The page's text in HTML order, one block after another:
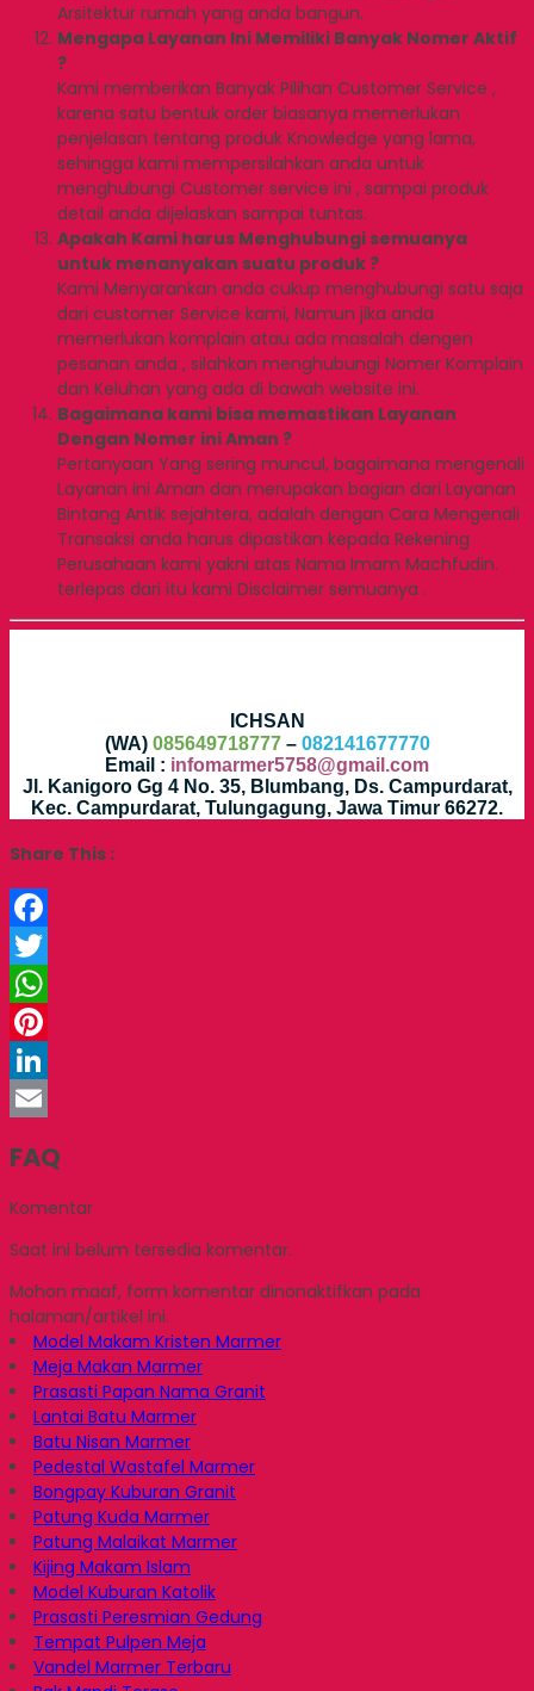
Arsitektur rumah yang anda bangun.
Mengapa Layanan Ini Memiliki Banyak Nomer Aktif
?
Kami memberikan Banyak Pilihan Customer Service ,
karena satu bentuk order biasanya memerlukan
penjelasan tentang produk Knowledge yang lama,
sehingga kami mempersilahkan anda untuk
menghubungi Customer service ini , sampai produk
detail anda dijelaskan sampai tuntas.
Apakah Kami harus Menghubungi semuanya
untuk menanyakan suatu produk ?
Kami Menyarankan anda cukup menghubungi satu saja
dari customer Service kami, Namun jika anda
memerlukan komplain atau ada masalah dengen
pesanan anda , silahkan menghubungi Nomer Komplain
dan Keluhan yang ada di bawah website ini.
Bagaimana kami bisa memastikan Layanan
Dengan Nomer ini Aman ?
Pertanyaan Yang sering muncul, bagaimana mengenali
Layanan ini Aman dan merupakan bagian dari Layanan
Bintang Antik sejahtera, adalah dengan Cara Mengenali
Transaksi anda harus dipastikan kepada Rekening
Perusahaan kami yakni atas Nama Imam Machfudin.
terlepas dari itu kami Disclaimer semuanya .
ICHSAN
(WA) 085649718777– 082141677770
Email : infomarmer5758@gmail.com
Jl. Kanigoro Gg 4 No. 35, Blumbang, Ds. Campurdarat,
Kec. Campurdarat, Tulungagung, Jawa Timur 66272.
Share This :
Facebook
Twitter
WhatsApp
Pinterest
LinkedIn
FAQ
Komentar
Saat ini belum tersedia komentar.
Mohon maaf, form komentar dinonaktifkan pada
halaman/artikel ini.
Model Makam Kristen Marmer
Meja Makan Marmer
Prasasti Papan Nama Granit
Lantai Batu Marmer
Batu Nisan Marmer
Pedestal Wastafel Marmer
Bongpay Kuburan Granit
Patung Kuda Marmer
Patung Malaikat Marmer
Kijing Makam Islam
Model Kuburan Katolik
Prasasti Peresmian Gedung
Tempat Pulpen Meja
Vandel Marmer Terbaru